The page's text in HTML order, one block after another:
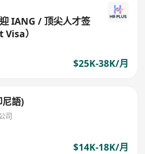
IANG / 顶尖人才签
）
$25K-38K/月
語)
司
$14K-18K/月